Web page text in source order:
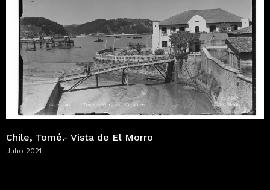
Chile, Tomé.- Vista de El Morro
Julio 2021